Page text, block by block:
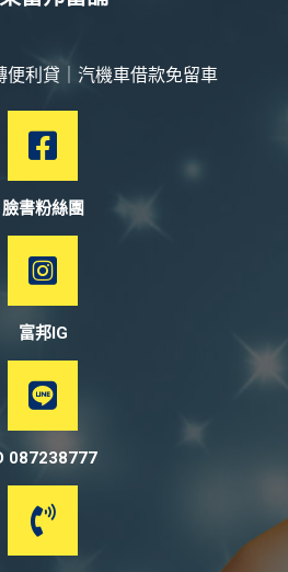
便利貸｜汽機車借款免留車
臉書粉絲團
富邦IG
087238777